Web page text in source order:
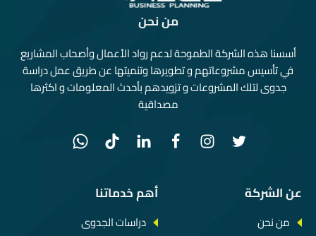
من نحن
أسسنا هذه الشركة الطموحة لدعم رواد الأعمال وأصحاب المشاريع
في تأسيس مشروعاتهم و تطويرها وتنميتها عن طريق عمل دراسة
جدوى لتلك المشروعات و تزويدهم بأحدث المعلومات و اكثرها
مصداقية
عن الشركة
من نحن
أهم خدماتنا
دراسات الجدوى